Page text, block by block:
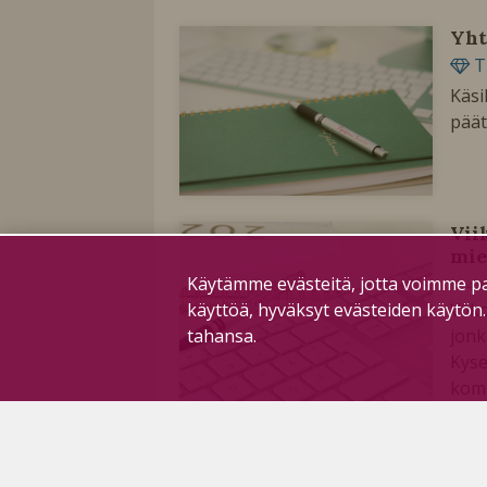
Käytämme evästeitä, jotta voimme
käyttöä, hyväksyt evästeiden
tahansa.